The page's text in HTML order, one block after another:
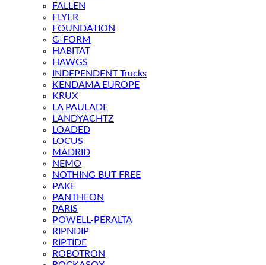
FALLEN
FLYER
FOUNDATION
G-FORM
HABITAT
HAWGS
INDEPENDENT Trucks
KENDAMA EUROPE
KRUX
LA PAULADE
LANDYACHTZ
LOADED
LOCUS
MADRID
NEMO
NOTHING BUT FREE
PAKE
PANTHEON
PARIS
POWELL-PERALTA
RIPNDIP
RIPTIDE
ROBOTRON